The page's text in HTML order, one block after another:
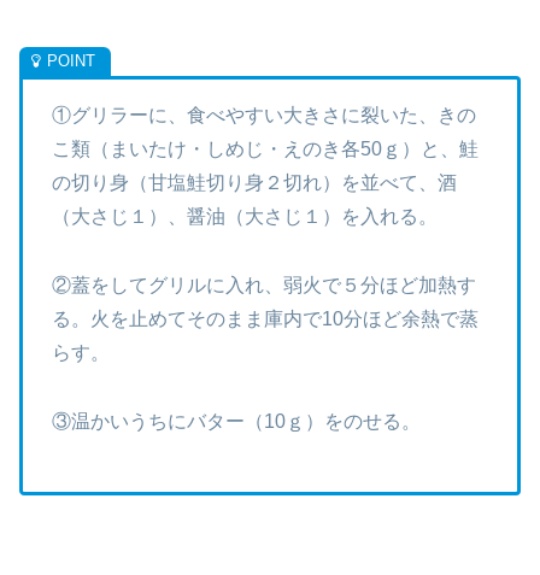
①グリラーに、食べやすい大きさに裂いた、きの
こ類（まいたけ・しめじ・えのき各50ｇ）と、鮭
の切り身（甘塩鮭切り身２切れ）を並べて、酒
（大さじ１）、醤油（大さじ１）を入れる。
②蓋をしてグリルに入れ、弱火で５分ほど加熱す
る。火を止めてそのまま庫内で10分ほど余熱で蒸
らす。
③温かいうちにバター（10ｇ）をのせる。